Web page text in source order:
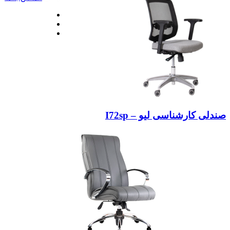
صندلی کارشناسی لیو – I72sp